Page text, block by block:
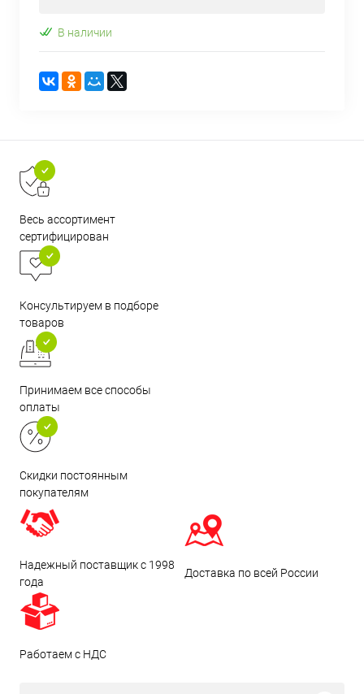
В наличии
Весь ассортимент
сертифицирован
Консультируем в подборе
товаров
Принимаем все способы
оплаты
Скидки постоянным
покупателям
Надежный поставщик с 1998
года
Доставка по всей России
Работаем с НДС